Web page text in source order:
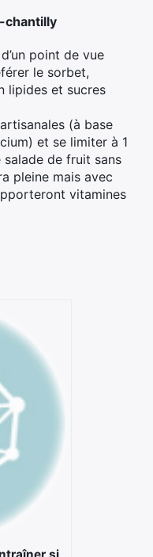
chantilly
point de vue
le sorbet,
lipides et sucres
(à base
et se limiter à 1
de fruit sans
pleine mais avec
vitamines